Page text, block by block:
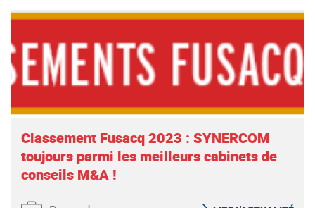
Classement Fusacq 2023 : SYNERCOM
toujours parmi les meilleurs cabinets de
conseils M&A !